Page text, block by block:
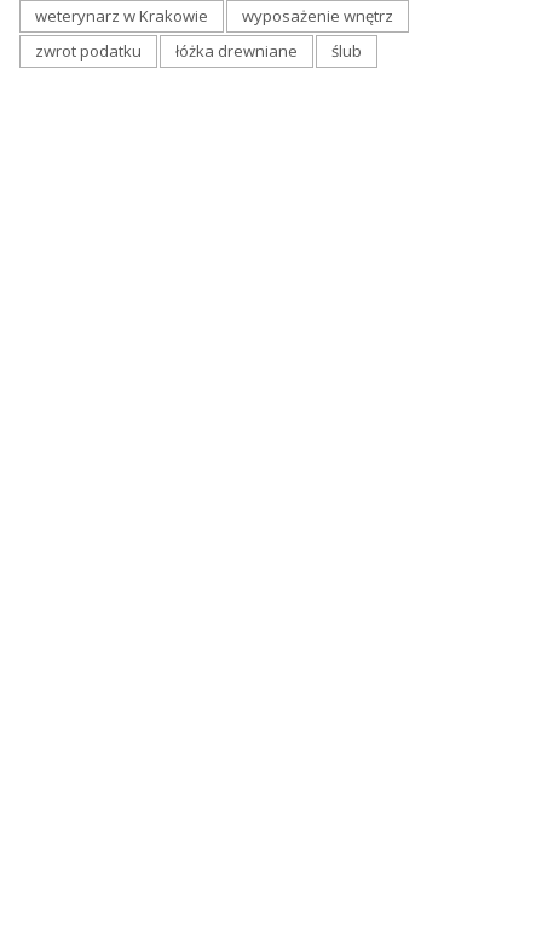
weterynarz w Krakowie
wyposażenie wnętrz
zwrot podatku
łóżka drewniane ślub